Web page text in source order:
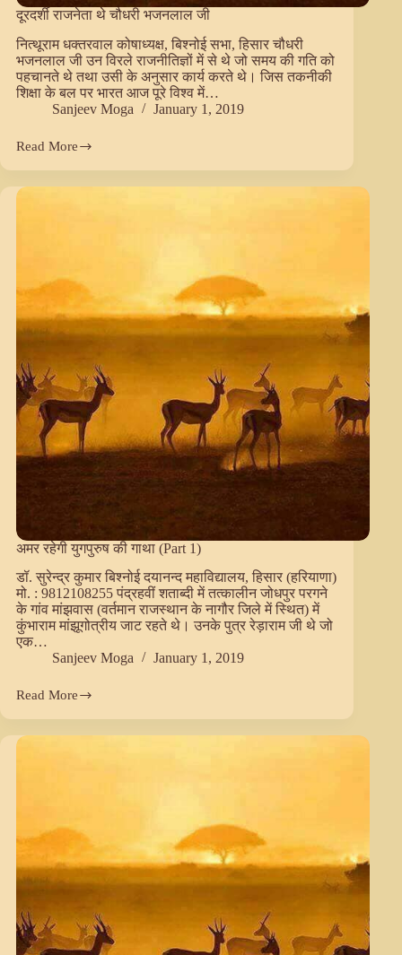
दूरदर्शी राजनेता थे चौधरी भजनलाल जी
नित्थूराम धक्तरवाल कोषाध्यक्ष, बिश्नोई सभा, हिसार चौधरी
भजनलाल जी उन विरले राजनीतिज्ञों में से थे जो समय की गति को
पहचानते थे तथा उसी के अनुसार कार्य करते थे। जिस तकनीकी
शिक्षा के बल पर भारत आज पूरे विश्व में…
Sanjeev Moga
January 1, 2019
Read More
दूरदर्शी
चौधरी
अमर रहेगी युगपुरुष की गाथा (Part 1)
डॉ. सुरेन्द्र कुमार बिश्नोई दयानन्द महाविद्यालय, हिसार (हरियाणा)
मो. : 9812108255 पंद्रहवीं शताब्दी में तत्कालीन जोधपुर परगने
के गांव मांझवास (वर्तमान राजस्थान के नागौर जिले में स्थित) में
कुंभाराम मांझूगोत्रीय जाट रहते थे। उनके पुत्र रेड़ाराम जी थे जो
एक…
Sanjeev Moga
January 1, 2019
Read More
अमर
युगपुरुष
की